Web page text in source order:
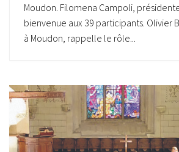
Moudon. Filomena Campoli,
bienvenue aux 39 participants. Olivier
à Moudon, rappelle le rôle...